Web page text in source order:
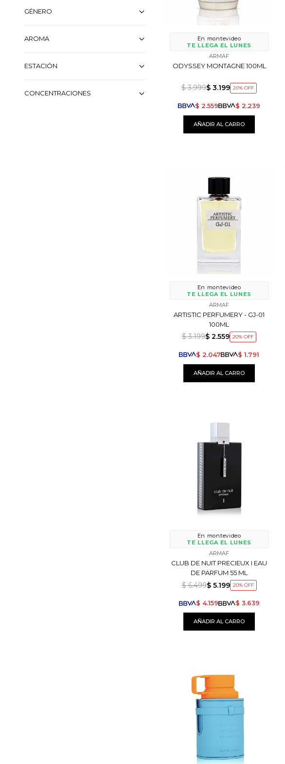
En montevideo
TE LLEGA EL LUNES
ARMAF
ODYSSEY MONTAGNE 100ML
$ 3.199
$ 3.999 20
$ 2.239
$ 2.559
En montevideo
TE LLEGA EL LUNES
ARMAF
ARTISTIC PERFUMERY - GJ-01
100ML
$ 2.559
$ 3.199 20
$ 1.791
$ 2.047
En montevideo
TE LLEGA EL LUNES
ARMAF
CLUB DE NUIT PRECIEUX I EAU
DE PARFUM 55 ML
$ 5.199
$ 6.499 20
$ 3.639
$ 4.159
GÉNERO
AROMA
ESTACIÓN
CONCENTRACIONES